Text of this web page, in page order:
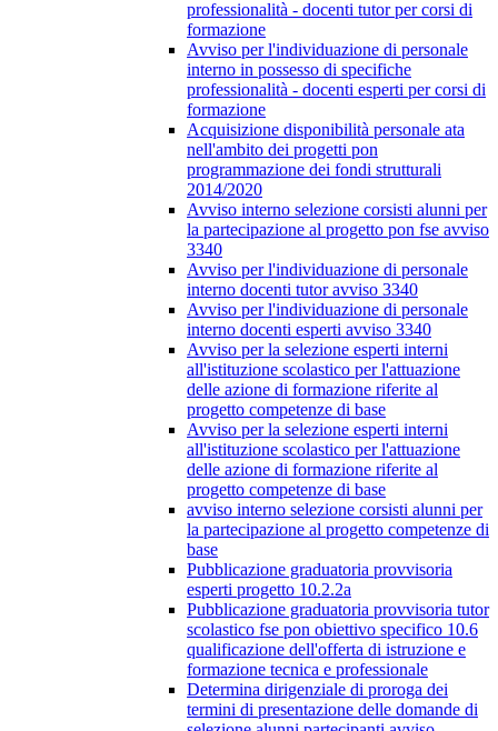
professionalità - docenti tutor per corsi di
formazione
Avviso per l'individuazione di personale
interno in possesso di specifiche
professionalità - docenti esperti per corsi di
formazione
Acquisizione disponibilità personale ata
nell'ambito dei progetti pon
programmazione dei fondi strutturali
2014/2020
Avviso interno selezione corsisti alunni per
la partecipazione al progetto pon fse avviso
3340
Avviso per l'individuazione di personale
interno docenti tutor avviso 3340
Avviso per l'individuazione di personale
interno docenti esperti avviso 3340
Avviso per la selezione esperti interni
all'istituzione scolastico per l'attuazione
delle azione di formazione riferite al
progetto competenze di base
Avviso per la selezione esperti interni
all'istituzione scolastico per l'attuazione
delle azione di formazione riferite al
progetto competenze di base
avviso interno selezione corsisti alunni per
la partecipazione al progetto competenze di
base
Pubblicazione graduatoria provvisoria
esperti progetto 10.2.2a
Pubblicazione graduatoria provvisoria tutor
scolastico fse pon obiettivo specifico 10.6
qualificazione dell'offerta di istruzione e
formazione tecnica e professionale
Determina dirigenziale di proroga dei
termini di presentazione delle domande di